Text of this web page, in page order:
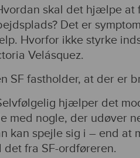
skal det hjælpe at
Det er
Hvorfor ikke styrke
Velásquez.
SF fastholder, at der er
hjælper det
med nogle, der udøver
kan spejle sig i – end at
det fra SF-ordføreren.